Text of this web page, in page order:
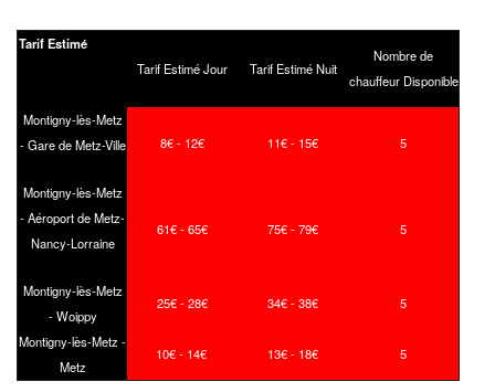
Tarif Estimé
Tarif Estimé Jour
Tarif Estimé Nuit
Nombre de
chauffeur Disponible
Montigny-lès-Metz
- Gare de Metz-Ville
8€ - 12€ 11€ - 15€ 5
Montigny-lès-Metz
- Aéroport de Metz-
Nancy-Lorraine
61€ - 65€ 75€ - 79€ 5
Montigny-lès-Metz
- Woippy
25€ - 28€ 34€ - 38€ 5
Montigny-lès-Metz -
Metz
10€ - 14€ 13€ - 18€ 5